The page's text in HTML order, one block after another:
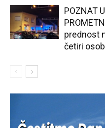
POZNAT
prednost
četiri